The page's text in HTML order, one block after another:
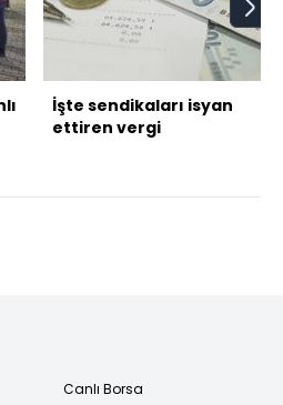
İşte sendikaları isyan
ettiren vergi
Canlı Borsa